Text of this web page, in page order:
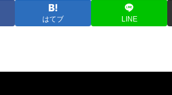
はてブ LINE